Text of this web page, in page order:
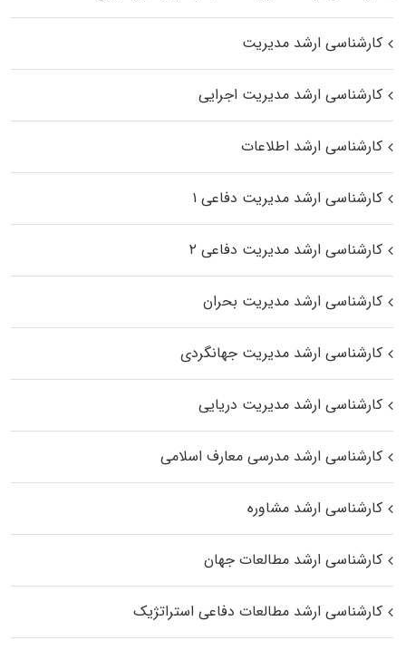
کارشناسی ارشد مدیریت
کارشناسی ارشد مدیریت اجرایی
کارشناسی ارشد اطلاعات
کارشناسی ارشد مدیریت دفاعی ۱
کارشناسی ارشد مدیریت دفاعی ۲
کارشناسی ارشد مدیریت بحران
کارشناسی ارشد مدیریت جهانگردی
کارشناسی ارشد مدیریت دریایی
کارشناسی ارشد مدرسی معارف اسلامی
کارشناسی ارشد مشاوره
کارشناسی ارشد مطالعات جهان
کارشناسی ارشد مطالعات دفاعی استراتژیک